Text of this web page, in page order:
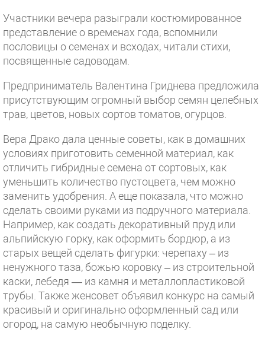
Участники вечера разыграли костюмированное
представление о временах года, вспомнили
пословицы о семенах и всходах, читали стихи,
посвященные садоводам.
Предприниматель Валентина Гриднева предложила
присутствующим огромный выбор семян целебных
трав, цветов, новых сортов томатов, огурцов.
Вера Драко дала ценные советы, как в домашних
условиях приготовить семенной материал, как
отличить гибридные семена от сортовых, как
уменьшить количество пустоцвета, чем можно
заменить удобрения. А еще показала, что можно
сделать своими руками из подручного материала.
Например, как создать декоративный пруд или
альпийскую горку, как оформить бордюр, а из
старых вещей сделать фигурки: черепаху – из
ненужного таза, божью коровку – из строительной
каски, лебедя — из камня и металлопластиковой
трубы. Также женсовет объявил конкурс на самый
красивый и оригинально оформленный сад или
огород, на самую необычную поделку.